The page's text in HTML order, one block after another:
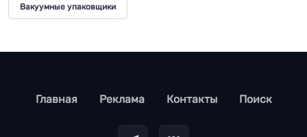
Вакуумные упаковщики
footer
Главная Реклама Контакты Поиск